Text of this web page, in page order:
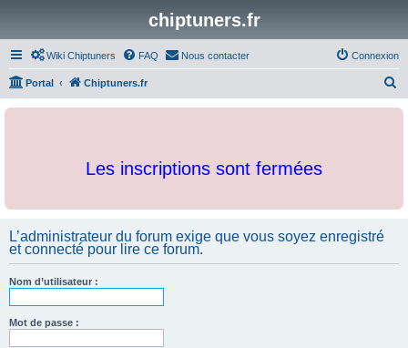
chiptuners.fr
Wiki Chiptuners FAQ Nous contacter Connexion
Portal Chiptuners.fr
c
Les inscriptions sont fermées
L’administrateur du forum exige que vous soyez enregistré
et connecté pour lire ce forum.
Nom d’utilisateur :
Mot de passe :